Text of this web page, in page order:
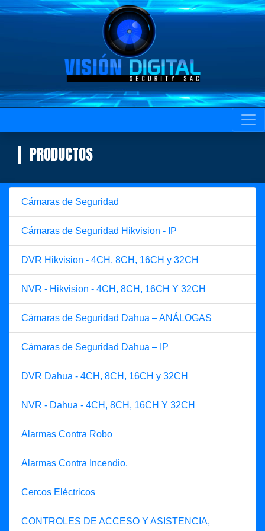
PRODUCTOS
Cámaras de Seguridad
Cámaras de Seguridad Hikvision - IP
DVR Hikvision - 4CH, 8CH, 16CH y 32CH
NVR - Hikvision - 4CH, 8CH, 16CH Y 32CH
Cámaras de Seguridad Dahua – ANÁLOGAS
Cámaras de Seguridad Dahua – IP
DVR Dahua - 4CH, 8CH, 16CH y 32CH
NVR - Dahua - 4CH, 8CH, 16CH Y 32CH
Alarmas Contra Robo
Alarmas Contra Incendio.
Cercos Eléctricos
CONTROLES DE ACCESO Y ASISTENCIA,